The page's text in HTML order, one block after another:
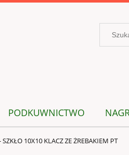
PODKUWNICTWO
SZKŁO 10X10 KLACZ ZE ŻREBAKIEM PT